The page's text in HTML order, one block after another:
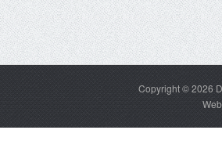
Copyright © 2026